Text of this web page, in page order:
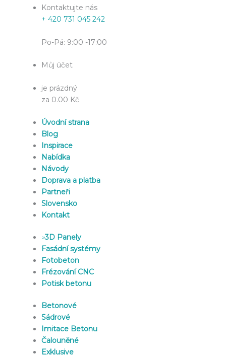
Kontaktujte nás
+ 420 731 045 242
Po-Pá: 9:00 -17:00
Můj účet
je prázdný
za 0.00 Kč
Úvodní strana
Blog
Inspirace
Nabídka
Návody
Doprava a platba
Partneři
Slovensko
Kontakt
»3D Panely
Fasádní systémy
Fotobeton
Frézování CNC
Potisk betonu
Betonové
Sádrové
Imitace Betonu
Čalouněné
Exklusive